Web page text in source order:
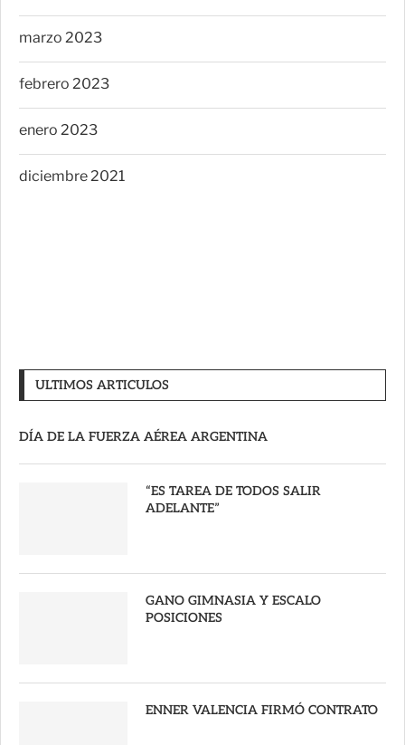
marzo 2023
febrero 2023
enero 2023
diciembre 2021
ULTIMOS ARTICULOS
DÍA DE LA FUERZA AÉREA ARGENTINA
“ES TAREA DE TODOS SALIR
ADELANTE”
GANO GIMNASIA Y ESCALO
POSICIONES
ENNER VALENCIA FIRMÓ CONTRATO